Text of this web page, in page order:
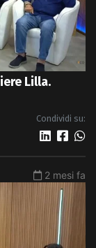
Lilla.
Condividi su:
2 mesi fa